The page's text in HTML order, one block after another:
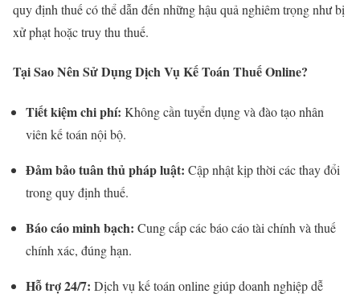
quy định thuế có thể dẫn đến những hậu quả nghiêm trọng như bị
xử phạt hoặc truy thu thuế.
Tại Sao Nên Sử Dụng Dịch Vụ Kế Toán Thuế Online?
Tiết kiệm chi phí: Không cần tuyển dụng và đào tạo nhân
viên kế toán nội bộ.
Đảm bảo tuân thủ pháp luật: Cập nhật kịp thời các thay đổi
trong quy định thuế.
Báo cáo minh bạch: Cung cấp các báo cáo tài chính và thuế
chính xác, đúng hạn.
Hỗ trợ 24/7: Dịch vụ kế toán online giúp doanh nghiệp dễ